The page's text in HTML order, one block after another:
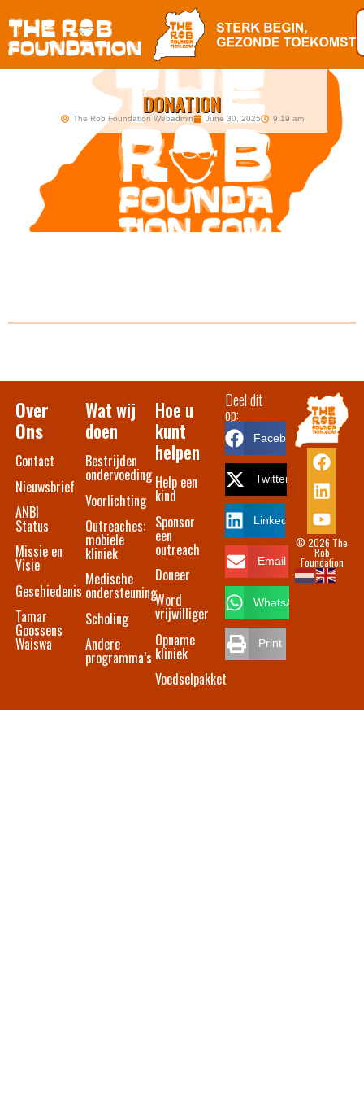
DONATION
The Rob Foundation Webadmin June 30, 2025 9:19 am
© 2026 The
Rob
Foundation
Over
Ons
Contact​
Nieuwsbrief
ANBI
Status
Missie en
Visie
Geschiedenis
Tamar
Goossens
Waiswa
Wat wij
doen
Bestrijden
ondervoeding
Voorlichting
Outreaches:
mobiele
kliniek
Medische
ondersteuning
Scholing
Andere
programma’s
Hoe u
kunt
helpen
Help een
kind
Sponsor
een
outreach
Doneer
Word
vrijwilliger
Opname
kliniek
Voedselpakket
Deel dit
op:
Facebook
Twitter
LinkedIn
Email
WhatsApp
Print